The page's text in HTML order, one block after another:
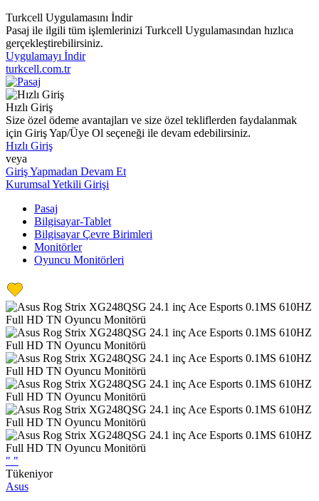
Turkcell Uygulamasını İndir
Pasaj ile ilgili tüm işlemlerinizi Turkcell Uygulamasından hızlıca
gerçekleştirebilirsiniz.
Uygulamayı İndir
turkcell.com.tr
Hızlı Giriş
Size özel ödeme avantajları ve size özel tekliflerden faydalanmak
için Giriş Yap/Üye Ol seçeneği ile devam edebilirsiniz.
Hızlı Giriş
veya
Giriş Yapmadan Devam Et
Kurumsal Yetkili Girişi
Pasaj
Bilgisayar-Tablet
Bilgisayar Çevre Birimleri
Monitörler
Oyuncu Monitörleri
" "
Tükeniyor
Asus